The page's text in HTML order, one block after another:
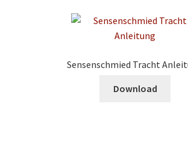
Sensenschmied Tracht
Download